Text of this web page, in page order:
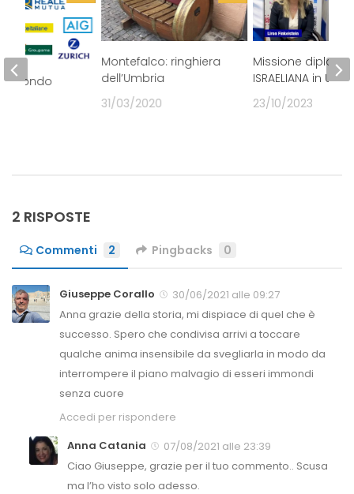
Montefalco: ringhiera
dell’Umbria
31/03/2020
Missione
ISRAELIANA in
23/10/2023
mondo
2 RISPOSTE
Commenti 2 Pingbacks 0
Giuseppe Corallo
30/06/2021 alle 09:27
Anna grazie della storia, mi dispiace di quel che è
successo. Spero che condivisa arrivi a toccare
qualche anima insensibile da svegliarla in modo da
interrompere il piano malvagio di esseri immondi
senza cuore
Accedi per rispondere
Anna Catania
07/08/2021 alle 23:39
Ciao Giuseppe, grazie per il tuo commento.. Scusa
ma l’ho visto solo adesso.